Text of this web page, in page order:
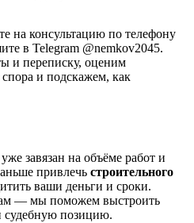
на консультацию по телефону
в Telegram @nemkov2045.
и переписку, оценим
и подскажем, как
завязан на объёме работ и
привлечь строительного
ваши деньги и сроки.
— мы поможем выстроить
судебную позицию.